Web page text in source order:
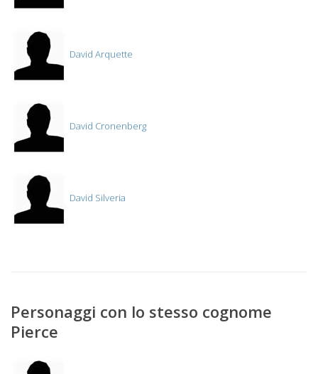
David Arquette
David Cronenberg
David Silveria
Personaggi con lo stesso cognome
Pierce